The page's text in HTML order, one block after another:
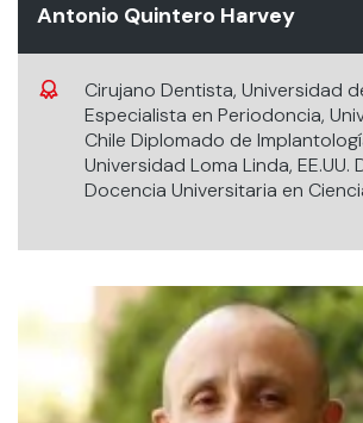
Antonio Quintero Harvey
Cirujano Dentista, Universidad
Especialista en Periodoncia,
Chile Diplomado de
Universidad Loma Linda, EE.UU.
Docencia Universitaria en